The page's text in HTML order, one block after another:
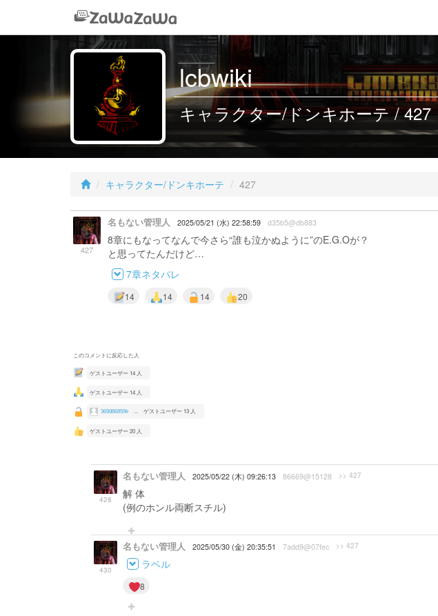
lcbwiki
キャラクター/ドンキホーテ / 427
キャラクター/ドンキホーテ 427
427
名もない管理人 2025/05/21 (水) 22:58:59 d35b5@db883
8章にもなってなんで今さら“誰も泣かぬように”のE.G.Oが？
と思ってたんだけど…
7章ネタバレ
14 14 14 20
このコメントに反応した人
ゲストユーザー 14 人
ゲストユーザー 14 人
369d86859e ゲストユーザー 13 人
ゲストユーザー 20 人
428
名もない管理人 2025/05/22 (木) 09:26:13 86669@15128 >> 427
解 体
(例のホンル両断スチル)
430
名もない管理人 2025/05/30 (金) 20:35:51 7add9@07fec >> 427
ラベル
8